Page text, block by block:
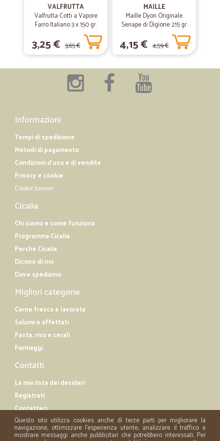
Puntuali nella consegna e precisi nell'invio delle e-mail informative
dei vari passaggi dall'acquisizione dell'ordine all'avvenuta consegna.
Accurati nell'imballo e ottimo rapporto qualità/prezzo in molti prodotti.
Precisi. Puntuali e onesti
VALFRUTTA
Valfrutta Cotti a Vapore
Farro Italiano 3 x 150 gr.
3,25 € 3,65 €
MAILLE
Maille Dÿon Originale
Senape di Digione 215 gr.
4,15 € 4,59 €
Informazioni
Tempi di spedizione
Metodi di pagamento
Condizioni d'uso e di vendita
Privacy e cookie
Cookie banner
Cicalia
Chi siamo e come funziona
Programma Cicalia
Perché Cicalia
Dicono di noi
Dove spediamo
Migliori categorie
Carne fresca e lavorata
Salumi e affettati
Pasta, riso e cerali
Formaggi
Contatti
La mia lista dei desideri
Registrati
Contattaci
Questo sito utilizza cookies anche di terze parti per migliorare la
navigazione, ottimizzare l'esperienza utente, analizzare il traffico e
mostrare messaggi anche pubblicitari che potrebbero interessati. Per